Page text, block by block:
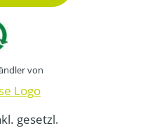
von
gesetzl.